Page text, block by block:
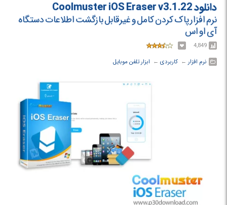
دانلود Coolmuster iOS Eraser v3.1.22
نرم افزار پاک کردن کامل و غیرقابل بازگشت اطلاعات دستگاه
آی او اس
4,849
نرم افزار ← ‏ کاربردی ← ‏ ابزار تلفن موبایل